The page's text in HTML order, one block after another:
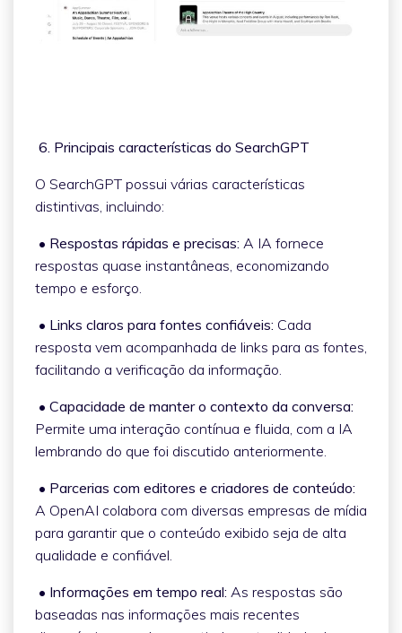
6. Principais características do SearchGPT
O SearchGPT possui várias características
distintivas, incluindo:
• Respostas rápidas e precisas: A IA fornece
respostas quase instantâneas, economizando
tempo e esforço.
• Links claros para fontes confiáveis: Cada
resposta vem acompanhada de links para as fontes,
facilitando a verificação da informação.
• Capacidade de manter o contexto da conversa:
Permite uma interação contínua e fluida, com a IA
lembrando do que foi discutido anteriormente.
• Parcerias com editores e criadores de conteúdo:
A OpenAI colabora com diversas empresas de mídia
para garantir que o conteúdo exibido seja de alta
qualidade e confiável.
• Informações em tempo real: As respostas são
baseadas nas informações mais recentes